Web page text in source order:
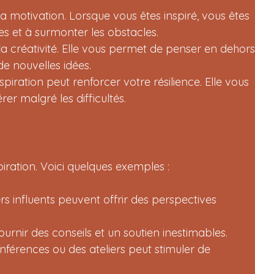
motivation. Lorsque vous êtes inspiré, vous êtes
et à surmonter les obstacles.
créativité. Elle vous permet de penser en dehors
nouvelles idées.
peut renforcer votre résilience. Elle vous
malgré les difficultés.
Voici quelques exemples :
influents peuvent offrir des perspectives
des conseils et un soutien inestimables.
ou des ateliers peut stimuler de